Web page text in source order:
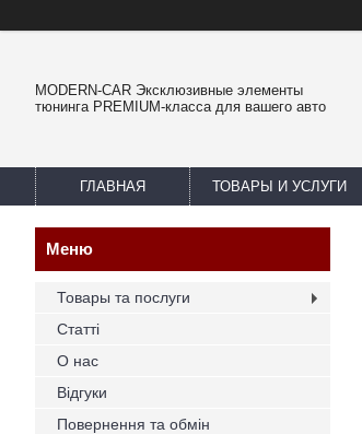
MODERN-CAR Эксклюзивные элементы
тюнинга PREMIUM-класса для вашего авто
ГЛАВНАЯ ТОВАРЫ И УСЛУГИ
Товары та послуги
Статті
О нас
Відгуки
Повернення та обмін